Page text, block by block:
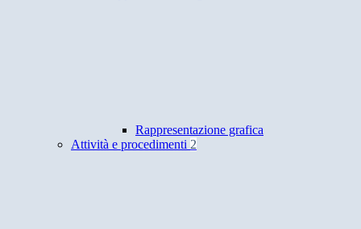
Rappresentazione grafica
Attività e procedimenti 2